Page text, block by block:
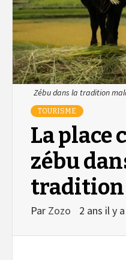
Zébu dans la tradition
TOURISME
La place
zébu
tradition
Par Zozo 2 ans il y a